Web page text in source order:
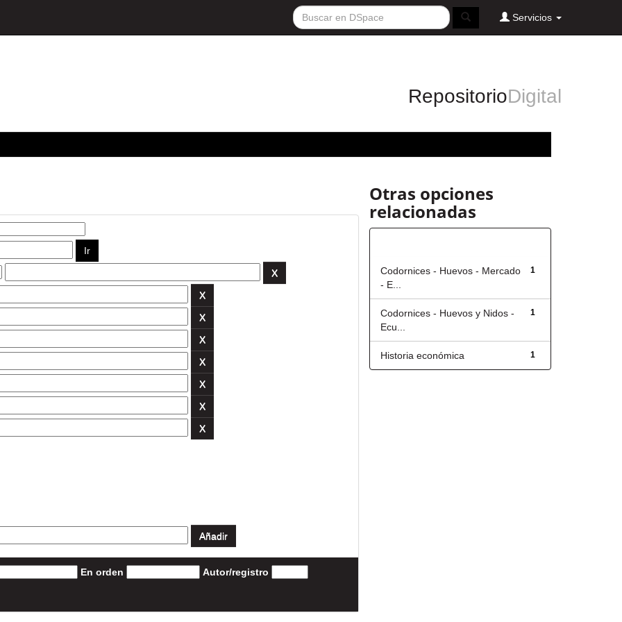
Servicios
RepositorioDigital
En orden Autor/registro
Otras opciones
relacionadas
1
Codornices - Huevos - Mercado
- E...
1
Codornices - Huevos y Nidos -
Ecu...
1
Historia económica